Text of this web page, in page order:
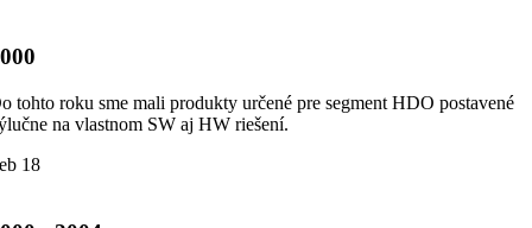
tohto roku sme mali produkty určené pre segment HDO postavené
na vlastnom SW aj HW riešení.
18